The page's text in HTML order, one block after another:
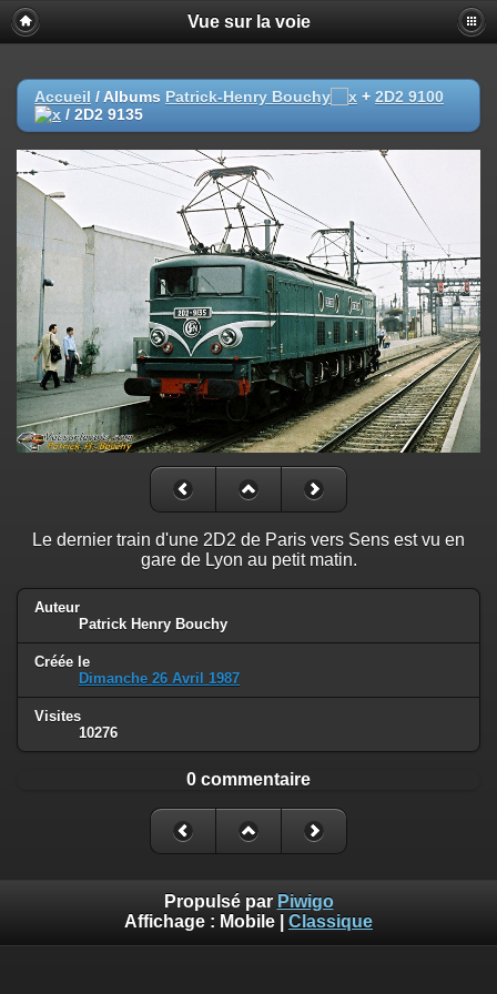
Vue sur la voie
Accueil / Albums Patrick-Henry Bouchy + 2D2 9100
/ 2D2 9135
Le dernier train d'une 2D2 de Paris vers Sens est vu en
gare de Lyon au petit matin.
Auteur
Patrick Henry Bouchy
Créée le
Dimanche 26 Avril 1987
Visites
10276
0 commentaire
Propulsé par Piwigo
Affichage : Mobile Classique